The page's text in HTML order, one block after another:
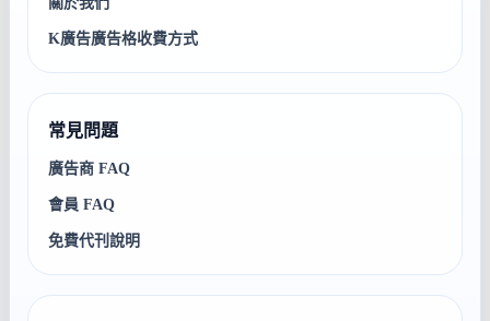
K廣告廣告格收費方式
常見問題
廣告商 FAQ
會員 FAQ
免費代刊說明